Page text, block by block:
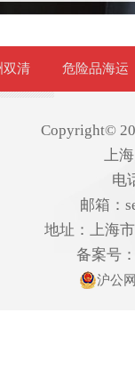
双清 危险品海运
Copyright©
上
电
邮箱：
地址：上海
备案号
沪公